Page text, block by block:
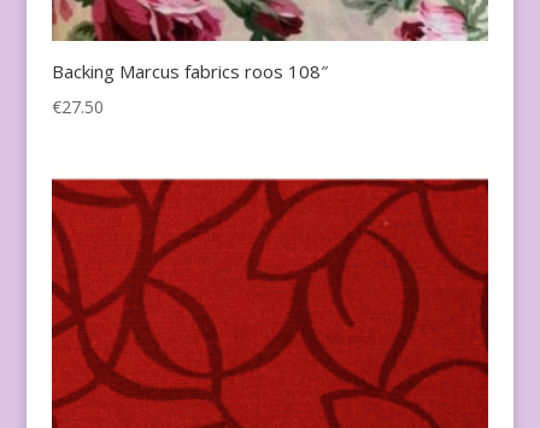
Backing Marcus fabrics roos 108″
€27.50